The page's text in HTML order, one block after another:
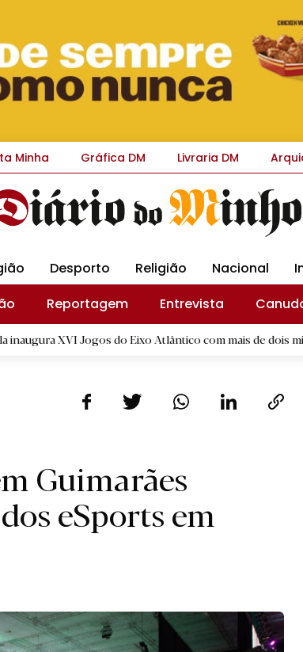
Minha Gráfica DM Livraria DM
Desporto Religião Nacional
Reportagem Entrevista
do Eixo Atlântico com mais de dois mil atletas |
Guimarães
eSports em